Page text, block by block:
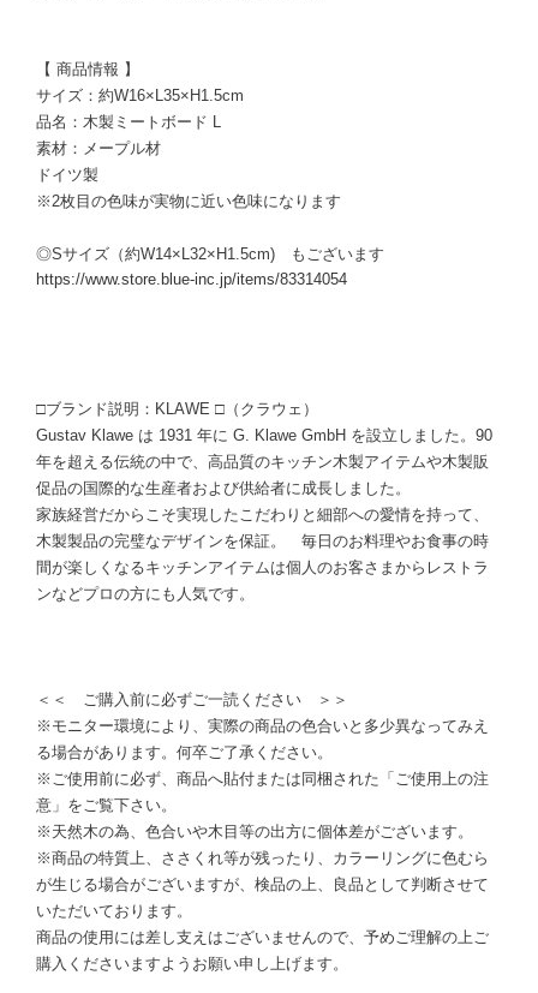
【 商品情報 】
サイズ：約W16×L35×H1.5cm
品名：木製ミートボード L
素材：メープル材
ドイツ製
※2枚目の色味が実物に近い色味になります
◎Sサイズ（約W14×L32×H1.5cm) もございます
https://www.store.blue-inc.jp/items/83314054
□ブランド説明：KLAWE □（クラウェ）
Gustav Klawe は 1931 年に G. Klawe GmbH を設立しました。90
年を超える伝統の中で、高品質のキッチン木製アイテムや木製販
促品の国際的な生産者および供給者に成長しました。
家族経営だからこそ実現したこだわりと細部への愛情を持って、
木製製品の完璧なデザインを保証。 毎日のお料理やお食事の時
間が楽しくなるキッチンアイテムは個人のお客さまからレストラ
ンなどプロの方にも人気です。
＜＜ ご購入前に必ずご一読ください ＞＞
※モニター環境により、実際の商品の色合いと多少異なってみえ
る場合があります。何卒ご了承ください。
※ご使用前に必ず、商品へ貼付または同梱された「ご使用上の注
意」をご覧下さい。
※天然木の為、色合いや木目等の出方に個体差がございます。
※商品の特質上、ささくれ等が残ったり、カラーリングに色むら
が生じる場合がございますが、検品の上、良品として判断させて
いただいております。
商品の使用には差し支えはございませんので、予めご理解の上ご
購入くださいますようお願い申し上げます。